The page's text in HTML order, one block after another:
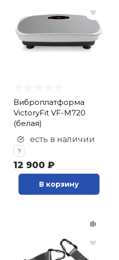
Виброплатформа
VictoryFit VF-M720
(белая)
есть в наличии
?
12 900 ₽
В корзину